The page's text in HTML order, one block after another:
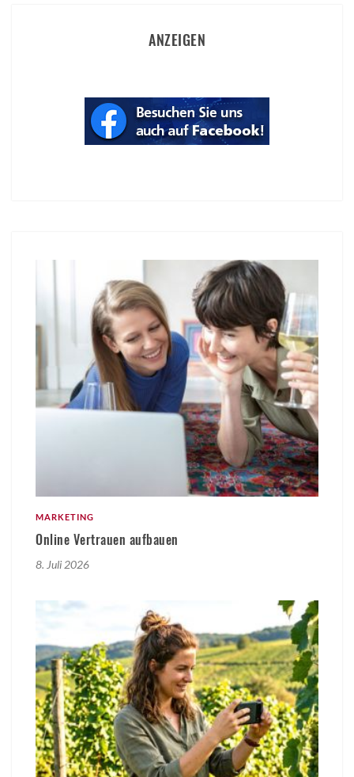
ANZEIGEN
MARKETING
Online Vertrauen aufbauen
8. Juli 2026